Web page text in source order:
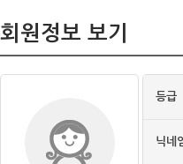
회원정보 보기
등급
닉네